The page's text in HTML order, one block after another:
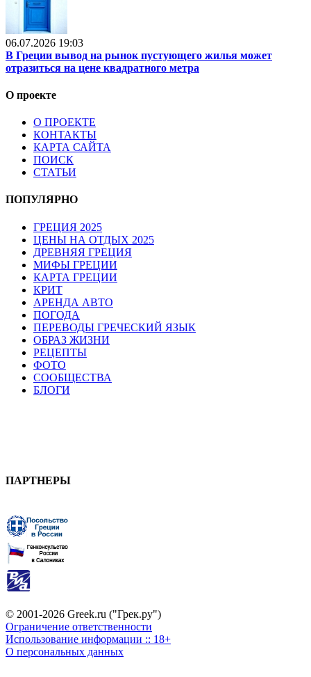
06.07.2026 19:03
В Греции вывод на рынок пустующего жилья может
отразиться на цене квадратного метра
О проекте
О ПРОЕКТЕ
КОНТАКТЫ
КАРТА САЙТА
ПОИСК
СТАТЬИ
ПОПУЛЯРНО
ГРЕЦИЯ 2025
ЦЕНЫ НА ОТДЫХ 2025
ДРЕВНЯЯ ГРЕЦИЯ
МИФЫ ГРЕЦИИ
КАРТА ГРЕЦИИ
КРИТ
АРЕНДА АВТО
ПОГОДА
ПЕРЕВОДЫ ГРЕЧЕСКИЙ ЯЗЫК
ОБРАЗ ЖИЗНИ
РЕЦЕПТЫ
ФОТО
СООБЩЕСТВА
БЛОГИ
ПАРТНЕРЫ
© 2001-2026 Greek.ru ("Грек.ру")
Ограничение ответственности
Использование информации :: 18+
О персональных данных